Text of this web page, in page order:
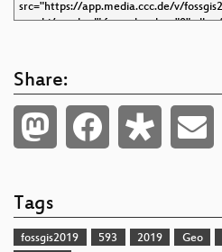
Share:
Tags
fossgis2019 593 2019 Geo